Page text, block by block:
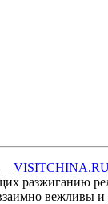
—
разжиганию
вежливы